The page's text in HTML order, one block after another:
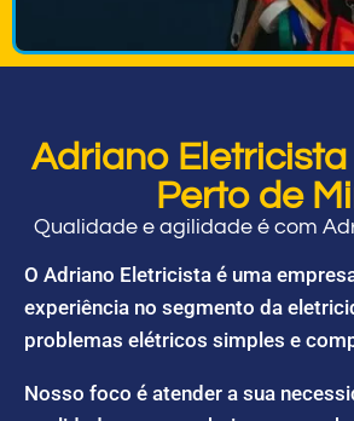
Adriano Eletricista
Perto de
Qualidade e agilidade é com
O Adriano Eletricista é uma
experiência no segmento da
problemas elétricos simples e
Nosso foco é atender a sua